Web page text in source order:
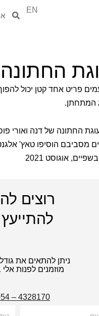
EN חיפוש
פריט אחד קטן יכול
המתחתן.
החתונה של דנה ואורי
מסביבם הוסיפו טאץ'
בשפיים, אוגוסט 2021
רוצים
ניתן להתאים את
מוזמנים לפנות
4328170 – 054